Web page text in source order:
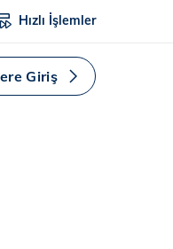
Hızlı İşlemler
Giriş